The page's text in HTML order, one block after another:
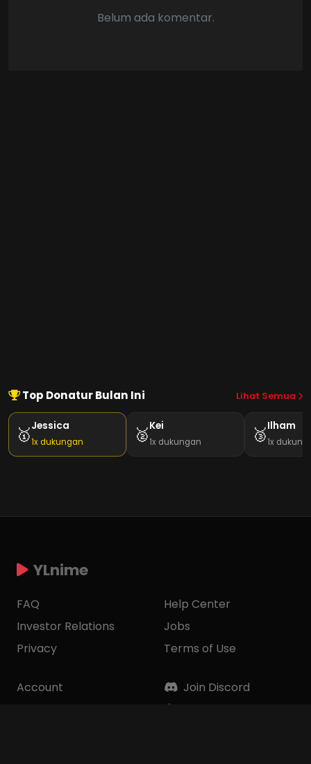
Belum ada komentar.
Top Donatur Bulan Ini Lihat Semua
🥇Jessica
1x dukungan 🥈Kei
1x dukungan 🥉Ilham
1x
YLnime
FAQ
Investor Relations
Privacy
Help Center
Jobs
Terms of Use
Account
Join Discord